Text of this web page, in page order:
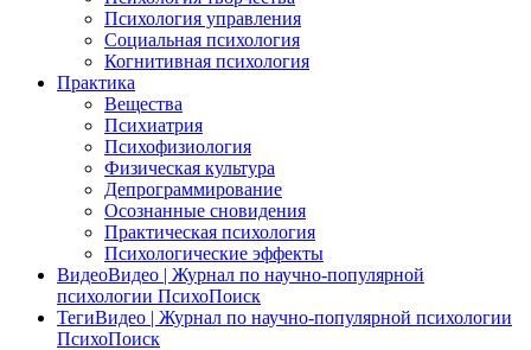
Психология управления
Социальная психология
Когнитивная психология
Практика
Вещества
Психиатрия
Психофизиология
Физическая культура
Депрограммирование
Осознанные сновидения
Практическая психология
Психологические эффекты
ВидеоВидео | Журнал по научно-популярной
психологии ПсихоПоиск
ТегиВидео | Журнал по научно-популярной психологии
ПсихоПоиск